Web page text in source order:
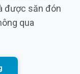
được săn đón
qua